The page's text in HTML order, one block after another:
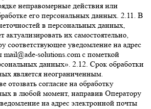
неправомерные действия или
его персональных данных. 2.11. В
в персональных данных,
актуализировать их самостоятельно,
соответствующее уведомление на адрес
solutions.com с пометкой
данных». 2.12. Срок обработки
является неограниченным.
отозвать согласие на обработку
в любой момент, направив Оператору
на адрес электронной почты